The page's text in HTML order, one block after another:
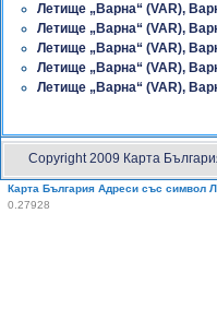
Летище „Варна“ (VAR),
Летище „Варна“ (VAR),
Летище „Варна“ (VAR),
Летище „Варна“ (VAR),
Летище „Варна“ (VAR),
Copyright 2009 Карта
Карта България Адреси със символ
0.27928